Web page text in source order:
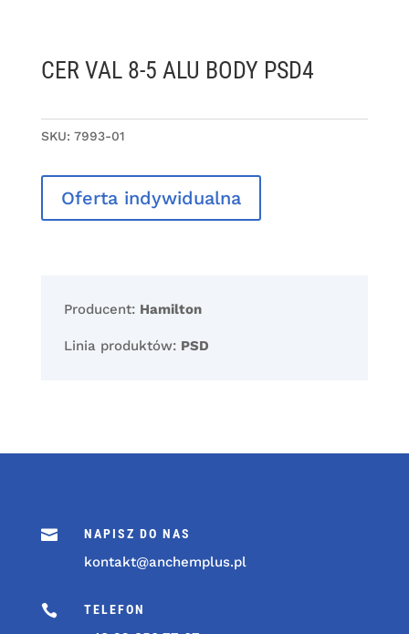
CER VAL 8-5 ALU BODY PSD4
SKU: 7993-01
Oferta indywidualna
Producent: Hamilton
Linia produktów: PSD
 NAPISZ DO NAS
kontakt@anchemplus.pl
 TELEFON